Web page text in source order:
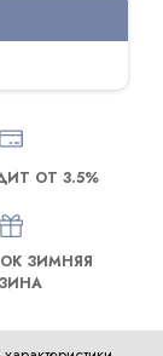
ОТ 3.5%
ЗИМНЯЯ